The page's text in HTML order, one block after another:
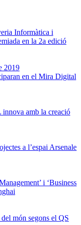
Informàtica i
en la 2a edició
2019
en el Mira Digital
amb la creació
a l’espai Arsenale
i ‘Business
món segons el QS